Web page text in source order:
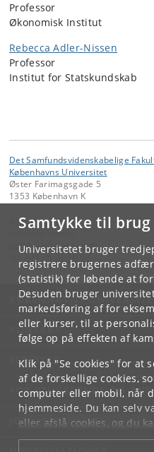
Samtykke til
Universitetet bruger
registrere brugernes
(statistik) for løbende at
Desuden bruger
markedsføring af for
eller kurser, til at
følge op på effekten af
Klik på "Se cookies" for at
af de forskellige cookies,
computer eller mobil, når
hjemmeside. Du kan selv
eller afslå cookies, og du
underCookie- og
Professor
Økonomisk Institut
Rebecca Adler-Nissen
Professor
Institut for Statskundskab
Det Samfundsvidenskabelige
Københavns Universitet
Øster Farimagsgade 5
1353 København K
Kontakt:
Fakultetsstaben
samf-fak @samf.ku.dk
KØBENHAVNS
KONTAKT
SERVICES
FOR STUDERENDE OG
JOB OG KARRIERE